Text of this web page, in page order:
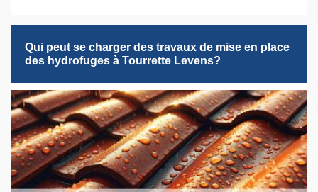
Qui peut se charger des travaux de mise en place
des hydrofuges à Tourrette Levens?